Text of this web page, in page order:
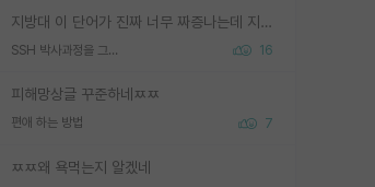
지방대 이 단어가 진짜 너무 짜증나는데 지방대면 다 그냥 쓰레기인가요? 무슨 말 같지도 않은 댓글들이 있는건지??? 지방에도 충분히 좋은 대학 많고 충분히 잘하는 교수님들 많습니다 포항공대 4개 IST 대표 지거국들 여기 모두 다 지방에 있고 여기 출신들 중에 교수하는 분들 적지 않습니다 지거국 출신이 무슨 교수를 하냐?라고 생각할 사람들 많은데 상위 대표 지거국에 아웃라이어들 많습니다 결국 개인의 연구역량과 실적이 중요합니다 이 역량을 펼치는데 있어서 지도교수와의 합도 중요합니다. 그리고 경력이 필요하면 해외포닥까지 다녀오세요
SSH 박사과정을 그만두고 지방대 박사로 옮기면 교수의 꿈은 끝일까요? 16
피해망상글 꾸준하네ㅉㅉ
편애 하는 방법 7
ㅉㅉ왜 욕먹는지 알겠네